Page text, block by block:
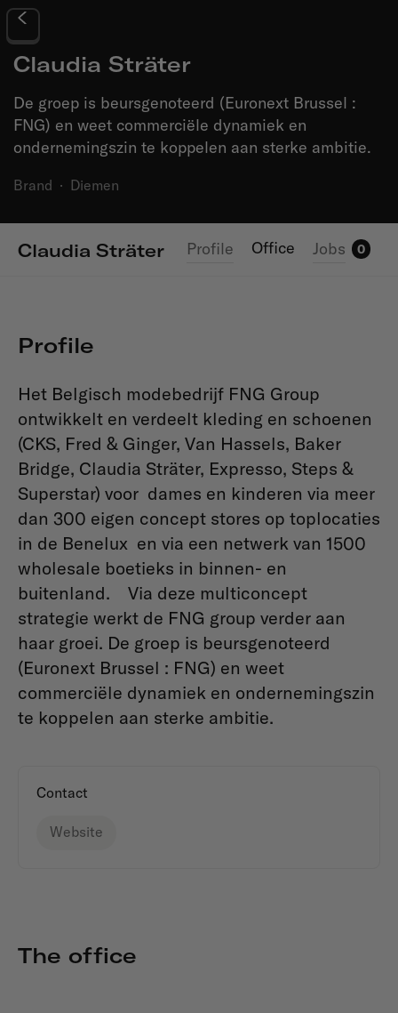
Claudia Sträter
De groep is beursgenoteerd (Euronext Brussel :
FNG) en weet commerciële dynamiek en
ondernemingszin te koppelen aan sterke ambitie.
Brand · Diemen
Claudia Sträter Profile Office Jobs 0
Profile
Het Belgisch modebedrijf FNG Group
ontwikkelt en verdeelt kleding en schoenen
(CKS, Fred & Ginger, Van Hassels, Baker
Bridge, Claudia Sträter, Expresso, Steps &
Superstar) voor dames en kinderen via meer
dan 300 eigen concept stores op toplocaties
in de Benelux en via een netwerk van 1500
wholesale boetieks in binnen- en
buitenland. Via deze multiconcept
strategie werkt de FNG group verder aan
haar groei. De groep is beursgenoteerd
(Euronext Brussel : FNG) en weet
commerciële dynamiek en ondernemingszin
te koppelen aan sterke ambitie.
Contact
Website
The office